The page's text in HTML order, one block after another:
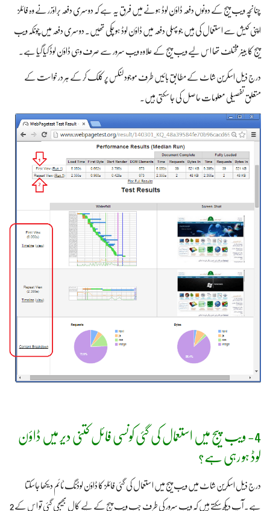
چنانچہ ویب پیج کے دونوں دفعہ ڈاؤن لوڈ ہونے میں فرق یہ ہے کہ دوسری دفعہ براؤزر نے وہ فائلز
اپنی کیش سے استعمال کی ہیں جو پہلی دفعہ میں ڈاؤن لوڈ ہو چکی تھیں۔ دوسری دفعہ میں چونکہ ویب
پیج کا بینر مختلف تھا اس لیے ویب پیج کے علاوہ ویب سرور سے صرف وہی ڈاؤن لوڈ کیا گیا ہے۔
درج ذیل اسکرین شاٹ کے مطابق بائیں طرف موجود لنکس پر کلک کر کے ہر درخواست کے
متعلق تفصیلی معلومات حاصل کی جا سکتی ہیں۔
4- ویب پیج میں استعمال کی گئی کونسی فائل کتنی دیر میں ڈاؤن
لوڈ ہو رہی ہے؟
درج ذیل اسکرین شاٹ میں ویب پیج میں استعمال کی گئی فائلز کا ڈاؤن لوڈنگ ٹائم دیکھا جاسکتا
ہے۔ آپ دیکھ سکتے ہیں کہ ویب سرور کی طرف جب ویب پیج کے لیے کال بھیجی گئی تو اس کے 2